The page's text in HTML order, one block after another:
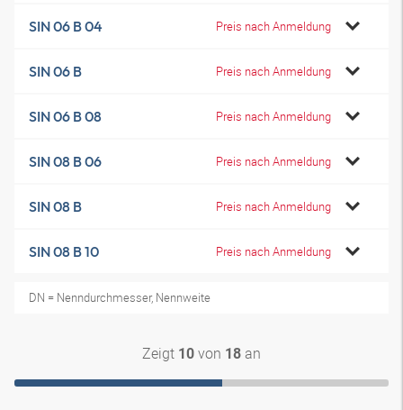
SIN 06 B 04 Preis nach Anmeldung
SIN 06 B Preis nach Anmeldung
SIN 06 B 08 Preis nach Anmeldung
SIN 08 B 06 Preis nach Anmeldung
SIN 08 B Preis nach Anmeldung
SIN 08 B 10 Preis nach Anmeldung
DN = Nenndurchmesser, Nennweite
Zeigt 10 von 18 an